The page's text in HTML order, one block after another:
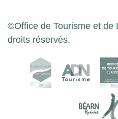
©Office de Tourisme et de
droits réservés.